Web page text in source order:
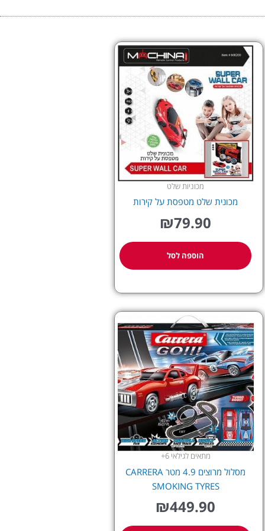
מכוניות שלט
מכונית שלט מטפסת על קירות
₪79.90
הוספה לסל
מתאים לגילאי 6+
מסלול מרוצים 4.9 מטר CARRERA
SMOKING TYRES
₪449.90